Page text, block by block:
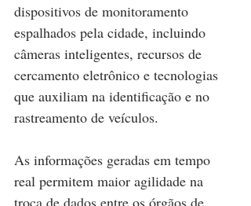
dispositivos de monitoramento
espalhados pela cidade, incluindo
câmeras inteligentes, recursos de
cercamento eletrônico e tecnologias
que auxiliam na identificação e no
rastreamento de veículos.
As informações geradas em tempo
real permitem maior agilidade na
troca de dados entre os órgãos de